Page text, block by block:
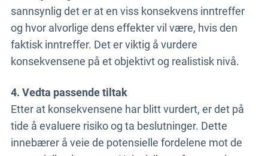
sannsynlig det er at en viss konsekvens inntreffer
og hvor alvorlige dens effekter vil være, hvis den
faktisk inntreffer. Det er viktig å vurdere
konsekvensene på et objektivt og realistisk nivå.
4. Vedta passende tiltak
Etter at konsekvensene har blitt vurdert, er det på
tide å evaluere risiko og ta beslutninger. Dette
innebærer å veie de potensielle fordelene mot de